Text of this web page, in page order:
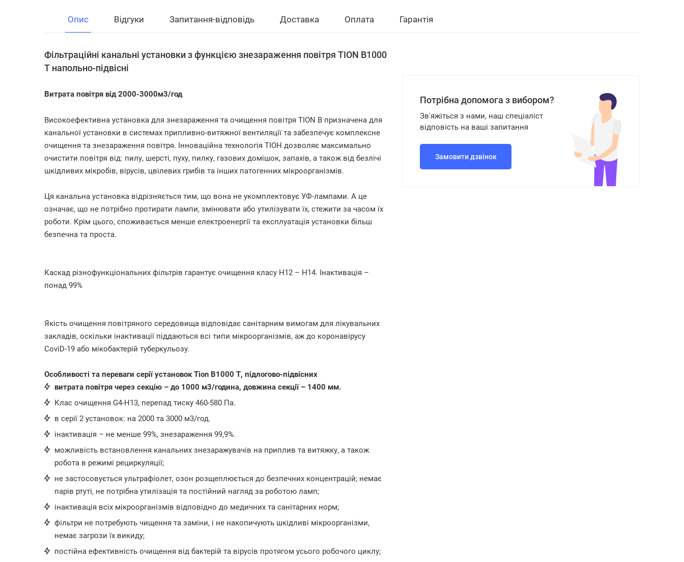
Опис Відгуки Запитання-відповідь Доставка Оплата Гарантія
Фільтраційні канальні установки з функцією знезараження повітря TION B1000
Т напольно-підвісні
Витрата повітря від 2000-3000м3/год
Високоефективна установка для знезараження та очищення повітря TION B призначена для
канальної установки в системах припливно-витяжної вентиляції та забезпечує комплексне
очищення та знезараження повітря. Інноваційна технологія ТІОН дозволяє максимально
очистити повітря від: пилу, шерсті, пуху, пилку, газових домішок, запахів, а також від безлічі
шкідливих мікробів, вірусів, цвілевих грибів та інших патогенних мікроорганізмів.
Ця канальна установка відрізняється тим, що вона не укомплектовує УФ-лампами. А це
означає, що не потрібно протирати лампи, змінювати або утилізувати їх, стежити за часом їх
роботи. Крім цього, споживається менше електроенергії та експлуатація установки більш
безпечна та проста.
Каскад різнофункціональних фільтрів гарантує очищення класу H12 – H14. Інактивація –
понад 99%
Якість очищення повітряного середовища відповідає санітарним вимогам для лікувальних
закладів, оскільки інактивації піддаються всі типи мікроорганізмів, аж до коронавірусу
CoviD-19 або мікобактерій туберкульозу.
Особливості та переваги серії установок Tion B1000 Т, підлогово-підвісних
витрата повітря через секцію – до 1000 м3/година, довжина секції – 1400 мм.
Клас очищення G4-H13, перепад тиску 460-580 Па.
в серії 2 установок: на 2000 та 3000 м3/год.
інактивація – не менше 99%, знезараження 99,9%.
можливість встановлення канальних знезаражувачів на приплив та витяжку, а також
робота в режимі рециркуляції;
не застосовується ультрафіолет, озон розщеплюється до безпечних концентрацій; немає
парів ртуті, не потрібна утилізація та постійний нагляд за роботою ламп;
інактивація всіх мікроорганізмів відповідно до медичних та санітарних норм;
фільтри не потребують чищення та заміни, і не накопичують шкідливі мікроорганізми,
немає загрози їх викиду;
постійна ефективність очищення від бактерій та вірусів протягом усього робочого циклу;
Потрібна допомога з вибором?
Зв'яжіться з нами, наш спеціаліст
відповість на ваші запитання
Замовити дзвінок